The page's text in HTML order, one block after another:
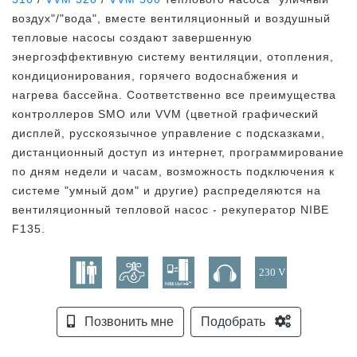
воздух"/"вода", вместе вентиляционный и воздушный
тепловые насосы создают завершенную
энергоэффективную систему вентиляции, отопления,
кондиционирования, горячего водоснабжения и
нагрева бассейна. Соответственно все преимущества
контроллеров SMO или VVM (цветной графический
дисплей, русскоязычное управление с подсказками,
дистанционный доступ из интернет, программирование
по дням недели и часам, возможность подключения к
системе "умный дом" и другие) распределяются на
вентиляционный тепловой насос - рекуператор NIBE
F135.
Позвонить мне Подобрать